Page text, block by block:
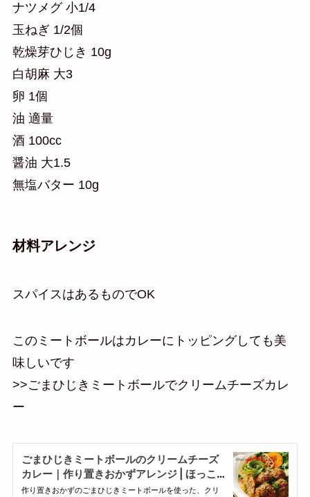
ナツメグ 小1/4
玉ねぎ 1/2個
乾燥芽ひじき 10g
白胡麻 大3
卵 1個
油 適量
酒 100cc
醤油 大1.5
無塩バター 10g
材料アレンジ
スパイスはあるものでOK
このミートボールはカレーにトッピングしても美
味しいです
>>ごまひじきミートボールでクリームチーズカレ
ー